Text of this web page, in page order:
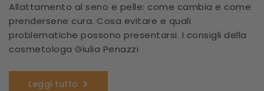
Allattamento al seno e pelle: come cambia e come
prendersene cura. Cosa evitare e quali
problematiche possono presentarsi. I consigli della
cosmetologa Giulia Penazzi
Leggi tutto